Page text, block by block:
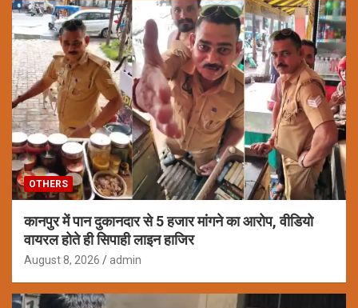
OTHERS
कानपुर में पान दुकानदार से 5 हजार मांगने का आरोप, वीडियो
वायरल होते ही सिपाही लाइन हाजिर
August 8, 2026 admin